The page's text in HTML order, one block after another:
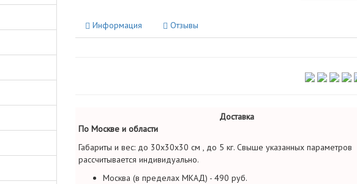
Информация Отзывы
Доставка
По Москве и области
Габариты и вес: до 30х30х30 см , до 5 кг. Свыше указанных параметров
рассчитывается индивидуально.
Москва (в пределах МКАД) - 490 руб.